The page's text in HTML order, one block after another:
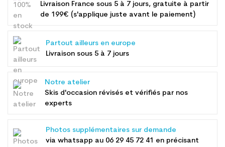
Livraison France sous 5 à 7 jours, gratuite à partir
de 199€ (s'applique juste avant le paiement)
Partout ailleurs en europe
Livraison sous 5 à 7 jours
Notre atelier
Skis d'occasion révisés et vérifiés par nos
experts
Photos supplémentaires sur demande
via whatsapp au 06 29 45 72 41 en précisant